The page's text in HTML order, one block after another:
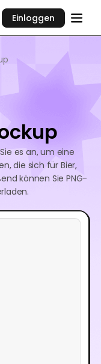
Einloggen
es an, um eine
die sich für Bier,
können Sie PNG-